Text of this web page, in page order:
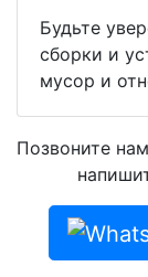
Будьте
сборки и
мусор и
Позвоните